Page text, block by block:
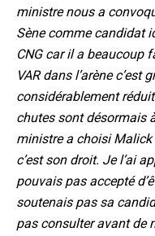
ministre nous a
Sène comme candidat
CNG car il a beaucoup
VAR dans l’arène c’est
considérablement
chutes sont désormais
ministre a choisi Malick
c’est son droit. Je l’ai
pouvais pas accepté
soutenais pas sa
pas consulter avant de